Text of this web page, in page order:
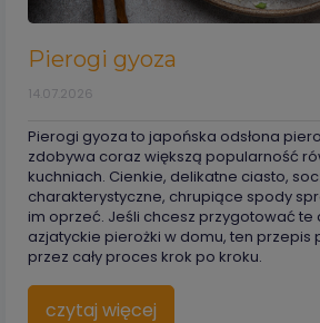
Pierogi gyoza
14.07.2026
Pierogi gyoza to japońska odsłona
zdobywa coraz większą popularność
kuchniach. Cienkie, delikatne ciasto,
charakterystyczne, chrupiące spody
im oprzeć. Jeśli chcesz przygotować te
azjatyckie pierożki w domu, ten przepis
przez cały proces krok po kroku.
czytaj więcej